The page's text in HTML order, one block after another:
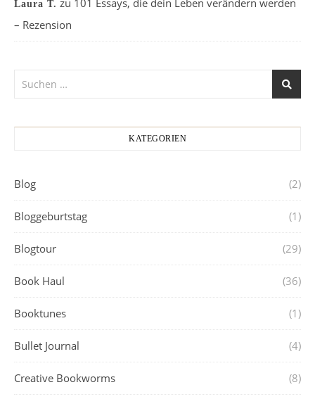
Laura T. zu 101 Essays, die dein Leben verändern werden
– Rezension
KATEGORIEN
Blog (2)
Bloggeburtstag (1)
Blogtour (29)
Book Haul (36)
Booktunes (1)
Bullet Journal (4)
Creative Bookworms (8)